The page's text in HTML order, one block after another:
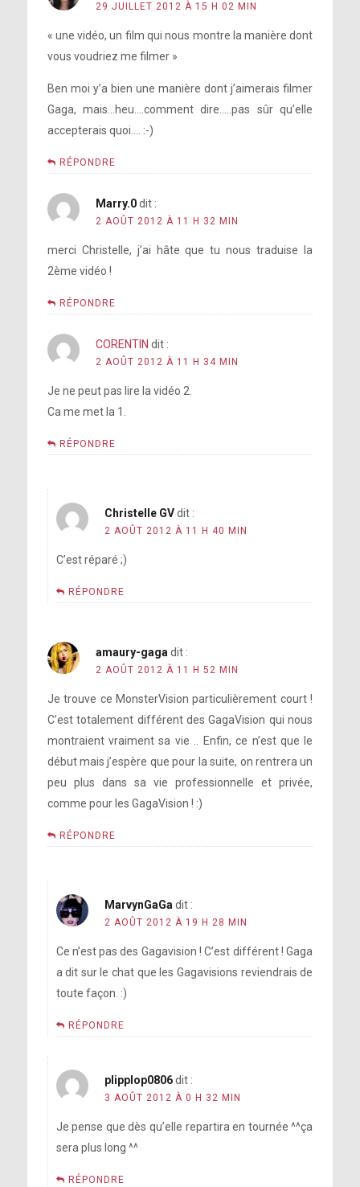
29 JUILLET 2012 À 15 H 02 MIN
« une vidéo, un film qui nous montre la manière dont
vous voudriez me filmer »
Ben moi y’a bien une manière dont j’aimerais filmer
Gaga, mais…heu….comment dire…..pas sûr qu’elle
accepterais quoi…. :-)
RÉPONDRE
Marry.0 dit :
2 AOÛT 2012 À 11 H 32 MIN
merci Christelle, j’ai hâte que tu nous traduise la
2ème vidéo !
RÉPONDRE
CORENTIN dit :
2 AOÛT 2012 À 11 H 34 MIN
Je ne peut pas lire la vidéo 2.
Ca me met la 1.
RÉPONDRE
Christelle GV dit :
2 AOÛT 2012 À 11 H 40 MIN
C’est réparé ;)
RÉPONDRE
amaury-gaga dit :
2 AOÛT 2012 À 11 H 52 MIN
Je trouve ce MonsterVision particulièrement court !
C’est totalement différent des GagaVision qui nous
montraient vraiment sa vie .. Enfin, ce n’est que le
début mais j’espère que pour la suite, on rentrera un
peu plus dans sa vie professionnelle et privée,
comme pour les GagaVision ! :)
RÉPONDRE
MarvynGaGa dit :
2 AOÛT 2012 À 19 H 28 MIN
Ce n’est pas des Gagavision ! C’est différent ! Gaga
a dit sur le chat que les Gagavisions reviendrais de
toute façon. :)
RÉPONDRE
plipplop0806 dit :
3 AOÛT 2012 À 0 H 32 MIN
Je pense que dès qu’elle repartira en tournée ^^ça
sera plus long ^^
RÉPONDRE